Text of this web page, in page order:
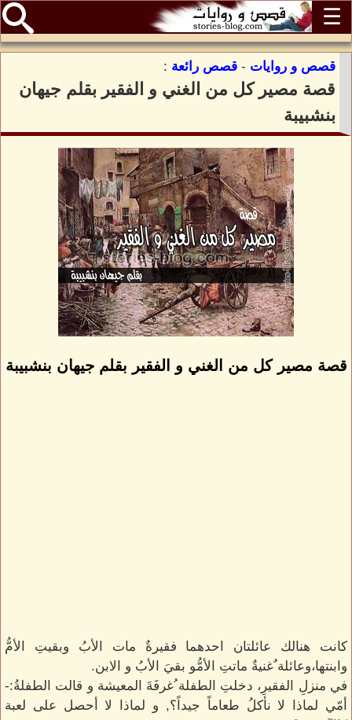
☰
قصص و روايات - قصص رائعة :
قصة مصير كل من الغني و الفقير بقلم جيهان
بنشبيبة
قصة مصير كل من الغني و الفقير بقلم جيهان بنشبيبة
كانت هنالك عائلتان احدهما فقيرةٌ مات الأبُ وبقيتِ الأمُّ
وابنتها،وعائلة ٌغنيةٌ ماتتِ الأمُّو بقيَ الأبُ و الابن.
في منزلِ الفقيرِ، دخلتِ الطفلة ُغرفَةَ المعيشة و قالت الطفلةُ:-
أمّي لماذا لا نأكلُ طعاماً جيداً؟, و لماذا لا أحصل على لعبة